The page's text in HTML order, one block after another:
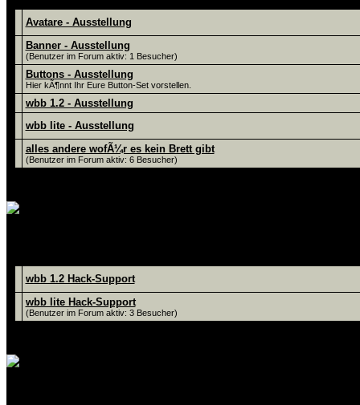
Avatare - Ausstellung
Banner - Ausstellung
(Benutzer im Forum aktiv: 1 Besucher)
Buttons - Ausstellung
Hier kÃ¶nnt Ihr Eure Button-Set vorstellen.
wbb 1.2 - Ausstellung
wbb lite - Ausstellung
alles andere wofÃ¼r es kein Brett gibt
(Benutzer im Forum aktiv: 6 Besucher)
wbb 1.2 Hack-Support
wbb lite Hack-Support
(Benutzer im Forum aktiv: 3 Besucher)